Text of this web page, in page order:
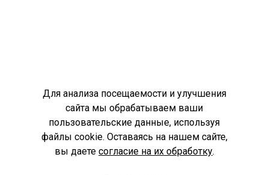
Для анализа посещаемости и улучшения
сайта мы обрабатываем ваши
пользовательские данные, используя
файлы cookie. Оставаясь на нашем сайте,
вы даете согласие на их обработку.